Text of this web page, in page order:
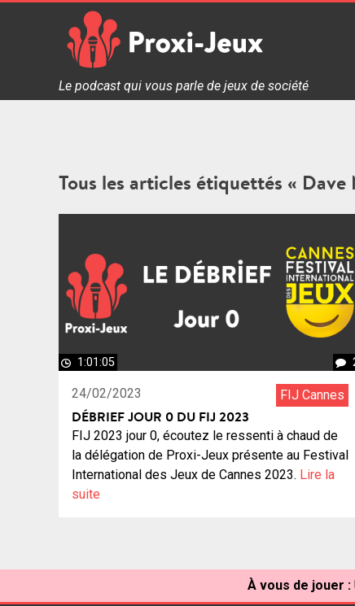
Proxi Jeux - Le podcast qui vous parle de jeux de
Le podcast qui vous parle de jeux de société
Tous les articles étiquettés « Dave
1:01:05
24/02/2023 FIJ Cannes
DÉBRIEF JOUR 0 DU FIJ 2023
FIJ 2023 jour 0, écoutez le ressenti à chaud de
la délégation de Proxi-Jeux présente au Festival
International des Jeux de Cannes 2023. Lire la
suite
À vous de jouer :